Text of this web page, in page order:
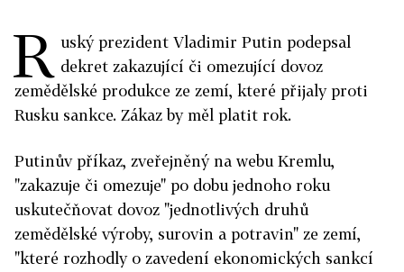
R uský prezident Vladimir Putin podepsal
dekret zakazující či omezující dovoz
zemědělské produkce ze zemí, které přijaly proti
Rusku sankce. Zákaz by měl platit rok.
Putinův příkaz, zveřejněný na webu Kremlu,
"zakazuje či omezuje" po dobu jednoho roku
uskutečňovat dovoz "jednotlivých druhů
zemědělské výroby, surovin a potravin" ze zemí,
"které rozhodly o zavedení ekonomických sankcí